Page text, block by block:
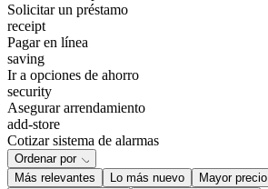
Solicitar un préstamo
receipt
Pagar en línea
saving
Ir a opciones de ahorro
security
Asegurar arrendamiento
add-store
Cotizar sistema de alarmas
Ordenar por
Más relevantes
Lo más nuevo Mayor precio